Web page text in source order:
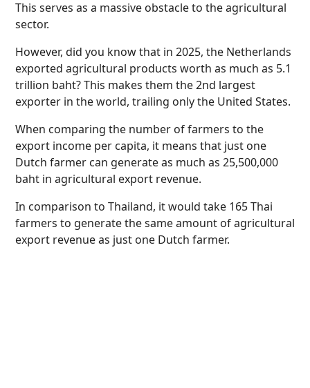
This serves as a massive obstacle to the agricultural
sector.
However, did you know that in 2025, the Netherlands
exported agricultural products worth as much as 5.1
trillion baht? This makes them the 2nd largest
exporter in the world, trailing only the United States.
When comparing the number of farmers to the
export income per capita, it means that just one
Dutch farmer can generate as much as 25,500,000
baht in agricultural export revenue.
In comparison to Thailand, it would take 165 Thai
farmers to generate the same amount of agricultural
export revenue as just one Dutch farmer.